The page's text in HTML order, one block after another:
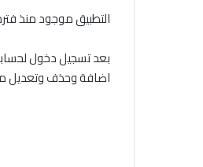
التطبيق موجود منذ
بعد تسجيل دخول
اضافة وحذف وتعديل